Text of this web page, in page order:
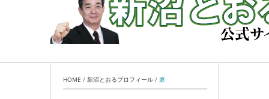
HOME / 新沼とおるプロフィール / 庭